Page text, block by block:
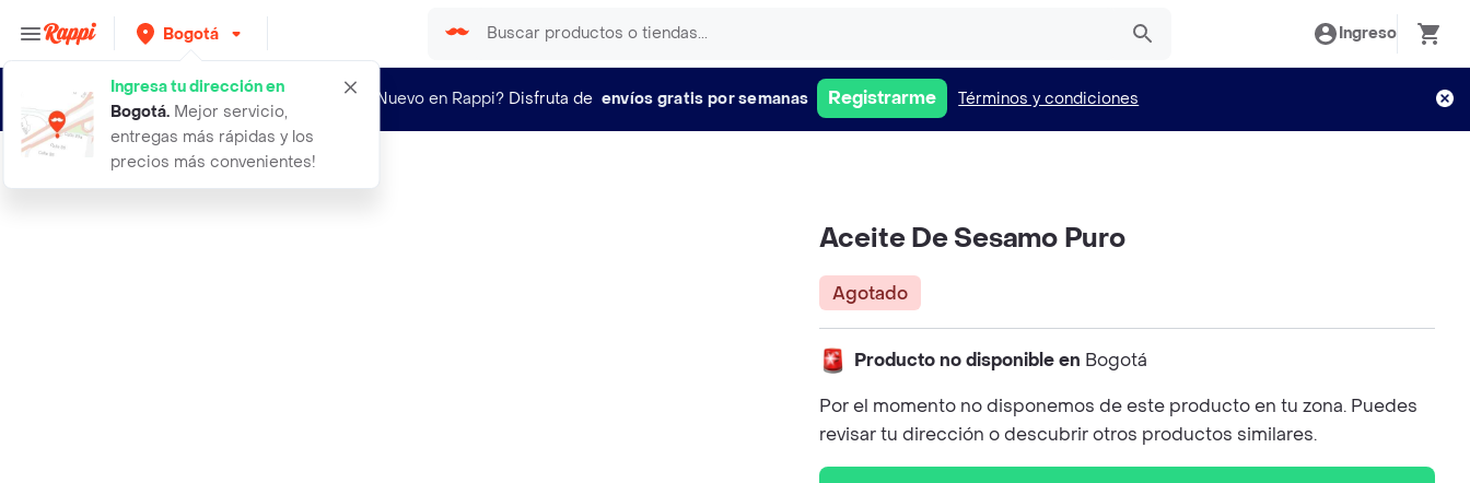
Bogotá
Ingresa tu dirección en
Bogotá. Mejor servicio,
entregas más rápidas y los
precios más convenientes!
Ingreso
¿Nuevo en Rappi? Disfruta de envíos gratis por semanas Registrarme Términos y condiciones
aceite de sesamo puro
Aceite De Sesamo Puro
Agotado
Producto no disponible en Bogotá
Por el momento no disponemos de este producto en tu zona. Puedes
revisar tu dirección o descubrir otros productos similares.